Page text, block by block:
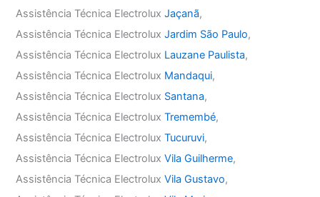
Assistência Técnica ElectroluxJaçanã,
Assistência Técnica ElectroluxJardim São Paulo,
Assistência Técnica Electrolux Lauzane Paulista,
Assistência Técnica Electrolux Mandaqui,
Assistência Técnica Electrolux Santana,
Assistência Técnica ElectroluxTremembé,
Assistência Técnica ElectroluxTucuruvi,
Assistência Técnica ElectroluxVila Guilherme,
Assistência Técnica ElectroluxVila Gustavo,